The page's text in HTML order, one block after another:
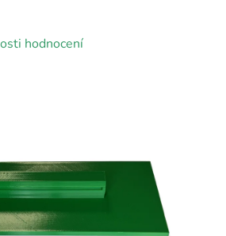
hodnocení